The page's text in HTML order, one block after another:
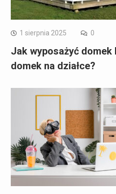
1 sierpnia 2025 0
Jak wyposażyć domek
domek na działce?